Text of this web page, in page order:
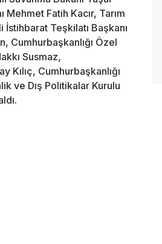
Fatih Kacır, Tarım
Teşkilatı Başkanı
Cumhurbaşkanlığı Özel
Susmaz,
Kılıç, Cumhurbaşkanlığı
ve Dış Politikalar Kurulu